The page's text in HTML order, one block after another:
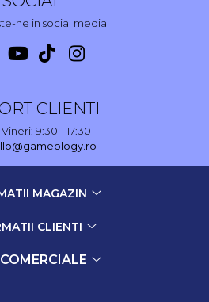
ne in social media
CLIENTI
9:30 - 17:30
MAGAZIN
CLIENTI